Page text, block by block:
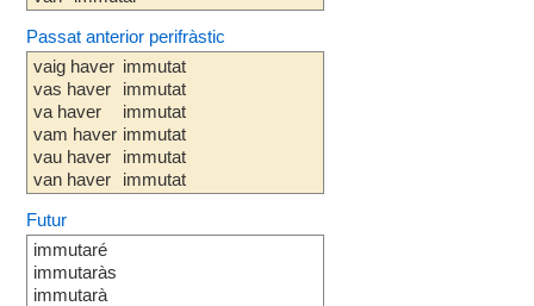
Passat anterior perifràstic
vaig haver
vas haver
va haver
vam haver
vau haver
van haver
immutat
immutat
immutat
immutat
immutat
immutat
Futur
immutaré
immutaràs
immutarà